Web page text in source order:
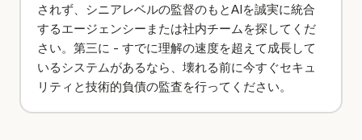
されず、シニアレベルの監督のもとAIを誠実に統合
するエージェンシーまたは社内チームを探してくだ
さい。第三に - すでに理解の速度を超えて成長して
いるシステムがあるなら、壊れる前に今すぐセキュ
リティと技術的負債の監査を行ってください。